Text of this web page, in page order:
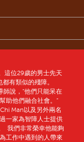
這位29歲的男士先天
有類似的殘障。
師說，“他們只能呆在
助他們融合社會。”
Man以及另外兩名
一家為智障人士提供
我們非常榮幸他能夠
工作中遇到的人帶來